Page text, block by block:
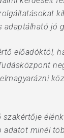
adaptálható jó
előadóktól,
minél